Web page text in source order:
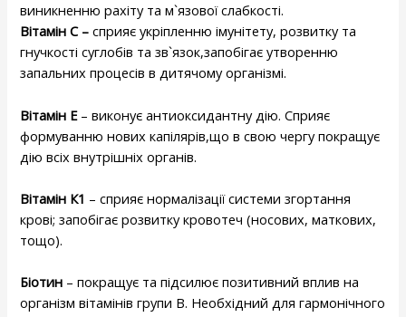
виникненню рахіту та м`язової слабкості.
Вітамін С –сприяє укріпленню імунітету, розвитку та
гнучкості суглобів та зв`язок,запобігає утворенню
запальних процесів в дитячому організмі.
Вітамін Е – виконує антиоксидантну дію. Сприяє
формуванню нових капілярів,що в свою чергу покращує
дію всіх внутрішніх органів.
Вітамін К1 – сприяє нормалізації системи згортання
крові; запобігає розвитку кровотеч (носових, маткових,
тощо).
Біотин – покращує та підсилює позитивний вплив на
організм вітамінів групи В. Необхідний для гармонічного